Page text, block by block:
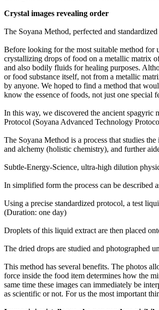
Crystal images revealing order
The Soyana Method, perfected and
Before looking for the most suitable method for
crystallizing drops of food on a metallic matrix
and also bodily fluids for healing purposes.
or food substance itself, not from a metallic
by anyone. We hoped to find a method that
know the essence of foods, not just one special
In this way, we discovered the ancient spagyric
Protocol (Soyana Advanced Technology
The Soyana Method is a process that studies
and alchemy (holistic chemistry), and further
Subtle-Energy-Science, ultra-high dilution
In simplified form the process can be described
Using a precise standardized protocol, a test
(Duration: one day)
Droplets of this liquid extract are then placed
The dried drops are studied and photographed
This method has several benefits. The photos
force inside the food item determines how the
same time these images can immediately be
as scientific or not. For us the most important